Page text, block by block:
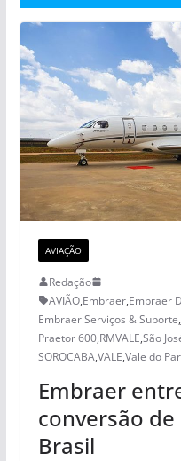
AVIAÇÃO
Redação
AVIÃO,Embraer,Embraer
Embraer Serviços & Suporte,
Praetor 600,RMVALE,São
SOROCABA,VALE,Vale do
Embraer
conversão
Brasil